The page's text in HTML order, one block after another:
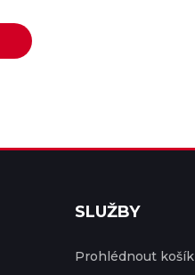
SLUŽBY
Prohlédnout košík